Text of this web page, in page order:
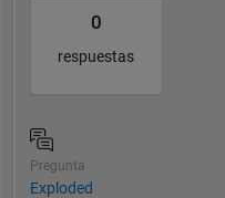
0
respuestas
Pregunta
Exploded